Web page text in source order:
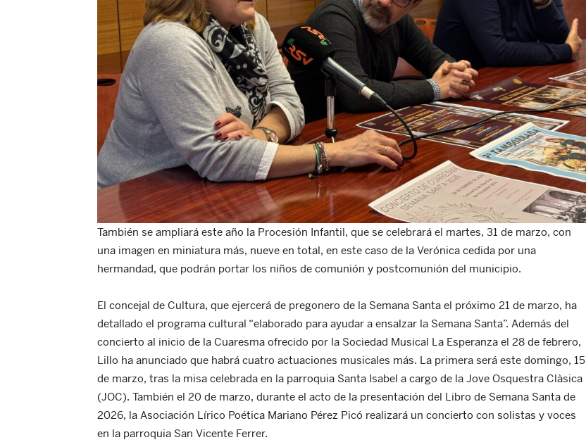
También se ampliará este año la Procesión Infantil, que se celebrará el martes, 31 de marzo, con
una imagen en miniatura más, nueve en total, en este caso de la Verónica cedida por una
hermandad, que podrán portar los niños de comunión y postcomunión del municipio.
El concejal de Cultura, que ejercerá de pregonero de la Semana Santa el próximo 21 de marzo, ha
detallado el programa cultural “elaborado para ayudar a ensalzar la Semana Santa”. Además del
concierto al inicio de la Cuaresma ofrecido por la Sociedad Musical La Esperanza el 28 de febrero,
Lillo ha anunciado que habrá cuatro actuaciones musicales más. La primera será este domingo, 15
de marzo, tras la misa celebrada en la parroquia Santa Isabel a cargo de la Jove Osquestra Clàsica
(JOC). También el 20 de marzo, durante el acto de la presentación del Libro de Semana Santa de
2026, la Asociación Lírico Poética Mariano Pérez Picó realizará un concierto con solistas y voces
en la parroquia San Vicente Ferrer.